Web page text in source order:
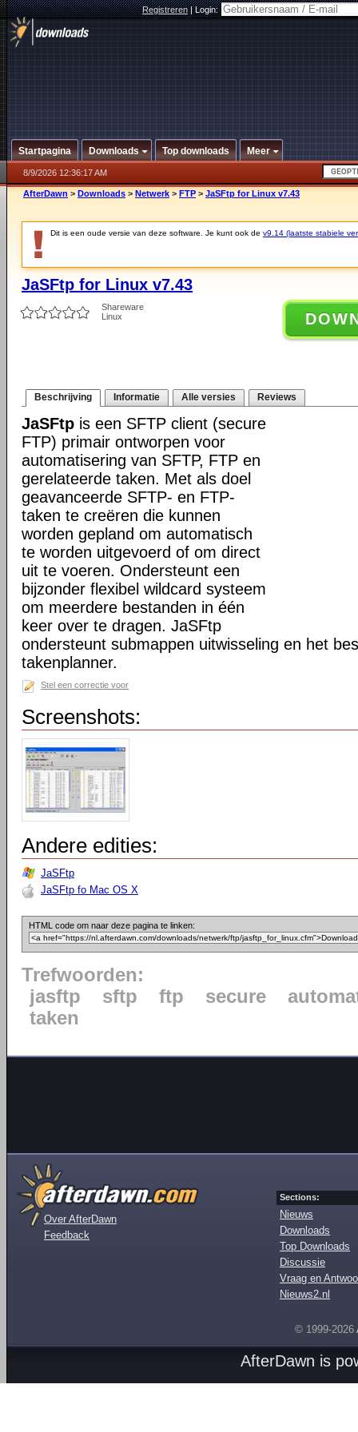
Registreren|Login:
Startpagina Downloads Top downloads Meer
8/9/2026 12:36:17 AM
AfterDawn > Downloads > Netwerk > FTP > JaSFtp for Linux v7.43
Dit is een oude versie van deze software. Je kunt ook de v9.14 (laatste stabiele
JaSFtp for Linux v7.43
Shareware
Linux
Beschrijving Informatie Alle versies Reviews
JaSFtp is een SFTP client (secure
FTP) primair ontworpen voor
automatisering van SFTP, FTP en
gerelateerde taken. Met als doel
geavanceerde SFTP- en FTP-
taken te creëren die kunnen
worden gepland om automatisch
te worden uitgevoerd of om direct
uit te voeren. Ondersteunt een
bijzonder flexibel wildcard systeem
om meerdere bestanden in één
keer over te dragen. JaSFtp
ondersteunt submappen uitwisseling en het
takenplanner.
Stel een correctie voor
Screenshots:
Andere edities:
JaSFtp
JaSFtp fo Mac OS X
HTML code om naar deze pagina te linken:
Trefwoorden:
jasftp
sftp ftp secure
taken
Over AfterDawn
Feedback
Sections:
Nieuws
Downloads
Top Downloads
Discussie
Vraag en
Nieuws2.nl
© 1999-2026
AfterDawn is